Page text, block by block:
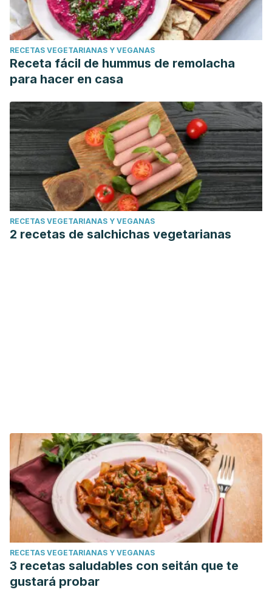
RECETAS VEGETARIANAS Y VEGANAS
Receta fácil de hummus de remolacha
para hacer en casa
RECETAS VEGETARIANAS Y VEGANAS
2 recetas de salchichas vegetarianas
RECETAS VEGETARIANAS Y VEGANAS
3 recetas saludables con seitán que te
gustará probar